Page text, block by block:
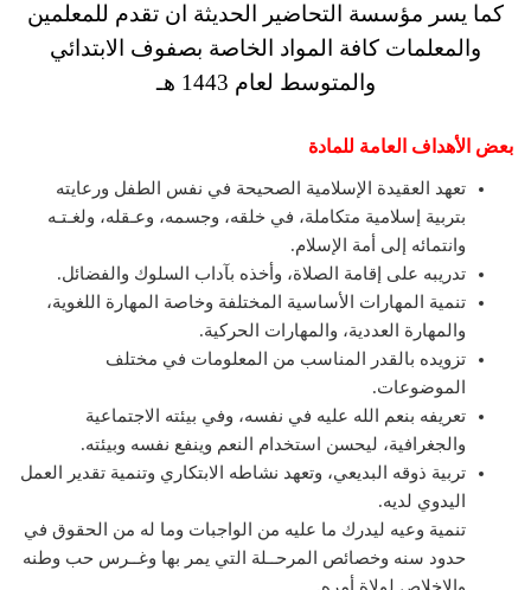
كما يسر مؤسسة التحاضير الحديثة ان تقدم للمعلمين
والمعلمات كافة المواد الخاصة بصفوف الابتدائي
والمتوسط لعام 1443 هـ
بعض الأهداف العامة للمادة
تعهد العقيدة الإسلامية الصحيحة في نفس الطفل ورعايته
بتربية إسلامية متكاملة، في خلقه، وجسمه، وعـقله، ولغـتـه
وانتمائه إلى أمة الإسلام.
تدريبه على إقامة الصلاة، وأخذه بآداب السلوك والفضائل.
تنمية المهارات الأساسية المختلفة وخاصة المهارة اللغوية،
والمهارة العددية، والمهارات الحركية.
تزويده بالقدر المناسب من المعلومات في مختلف
الموضوعات.
تعريفه بنعم الله عليه في نفسه، وفي بيئته الاجتماعية
والجغرافية، ليحسن استخدام النعم وينفع نفسه وبيئته.
تربية ذوقه البديعي، وتعهد نشاطه الابتكاري وتنمية تقدير العمل
اليدوي لديه.
تنمية وعيه ليدرك ما عليه من الواجبات وما له من الحقوق في
حدود سنه وخصائص المرحــلة التي يمر بها وغــرس حب وطنه